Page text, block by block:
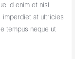
id enim et nisl
imperdiet at ultricies
tempus neque ut